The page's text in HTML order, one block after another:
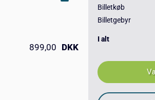
899,00 DKK
Billetkøb
Billetgebyr
I alt